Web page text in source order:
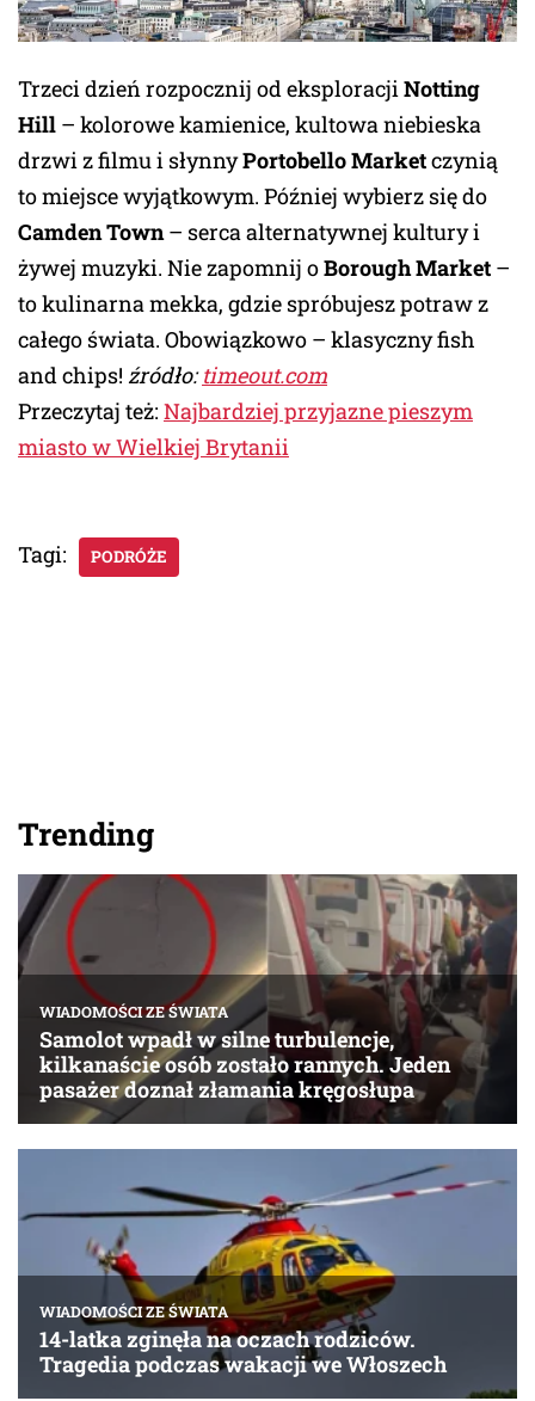
Trzeci dzień rozpocznij od eksploracji Notting
Hill – kolorowe kamienice, kultowa niebieska
drzwi z filmu i słynnyPortobello Marketczynią
to miejsce wyjątkowym. Później wybierz się do
Camden Town– serca alternatywnej kultury i
żywej muzyki. Nie zapomnij oBorough Market –
to kulinarna mekka, gdzie spróbujesz potraw z
całego świata. Obowiązkowo – klasyczny fish
and chips! źródło:timeout.com
Przeczytaj też: Najbardziej przyjazne pieszym
miasto w Wielkiej Brytanii
Tagi: PODRÓŻE
Trending